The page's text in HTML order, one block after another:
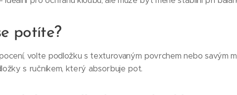
potíte?
volte podložku s texturovaným povrchem nebo savým
s ručníkem, který absorbuje pot.